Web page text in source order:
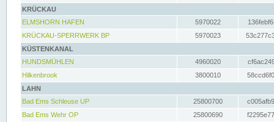
KRÜCKAU
ELMSHORN HAFEN
5970022
KRÜCKAU-SPERRWERK BP
5970023
KÜSTENKANAL
HUNDSMÜHLEN
4960020
Hilkenbrook
3800010
LAHN
Bad Ems Schleuse UP
25800700
Bad Ems Wehr OP
25800690